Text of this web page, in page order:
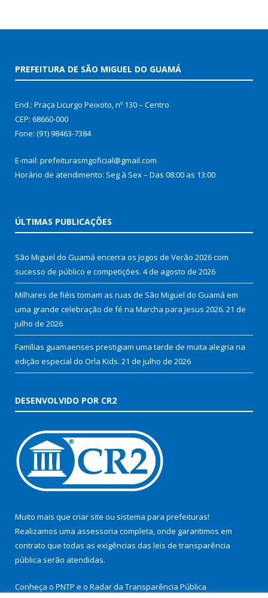
PREFEITURA DE SÃO MIGUEL DO GUAMÁ
End.: Praça Licurgo Peixoto, nº 130 – Centro
CEP: 68660-000
Fone: (91) 98463-7384
E-mail: prefeiturasmgoficial@gmail.com
Horário de atendimento: Seg à Sex – Das 08:00 as 13:00
ÚLTIMAS PUBLICAÇÕES
São Miguel do Guamá encerra os Jogos de Verão 2026 com
sucesso de público e competições. 4 de agosto de 2026
Milhares de fiéis tomam as ruas de São Miguel do Guamá em
uma grande celebração de fé na Marcha para Jesus 2026. 21 de
julho de 2026
Famílias guamaenses prestigiam uma tarde de muita alegria na
edição especial do Orla Kids. 21 de julho de 2026
DESENVOLVIDO POR CR2
Muito mais que criar site ou sistema para prefeituras!
Realizamos uma assessoria completa, onde garantimos em
contrato que todas as exigências das leis de transparência
pública serão atendidas.
Conheça o PNTP e o Radar da Transparência Pública